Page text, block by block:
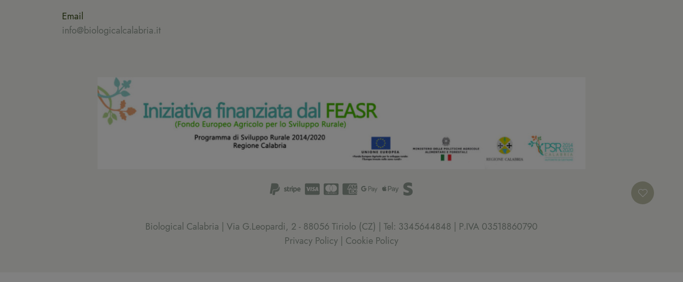
Email
info@biologicalcalabria.it
Biological Calabria | Via G.Leopardi, 2 - 88056 Tiriolo (CZ) | Tel: 3345644848 | P.IVA 03518860790
Privacy Policy
Cookie Policy